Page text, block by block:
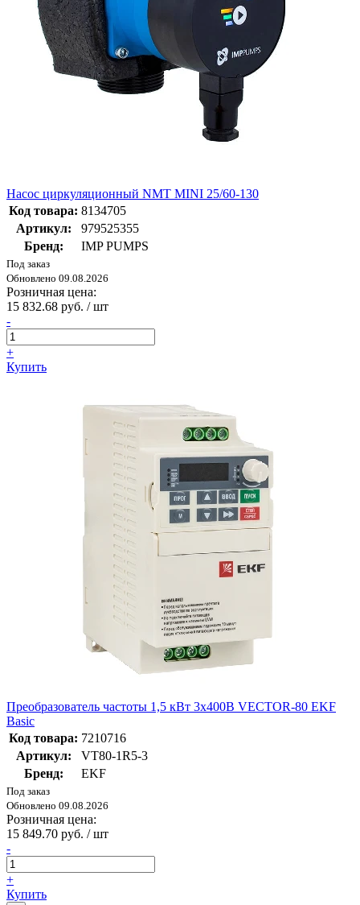
Насос циркуляционный NMT MINI 25/60-130
Код товара: 8134705
Артикул:
979525355
Бренд:
IMP PUMPS
Под заказ
Обновлено 09.08.2026
Розничная цена:
15 832.68 руб. / шт
-
+
Купить
Преобразователь частоты 1,5 кВт 3х400В VECTOR-80 EKF
Basic
Код товара: 7210716
Артикул:
VT80-1R5-3
Бренд:
EKF
Под заказ
Обновлено 09.08.2026
Розничная цена:
15 849.70 руб. / шт
-
+
Купить